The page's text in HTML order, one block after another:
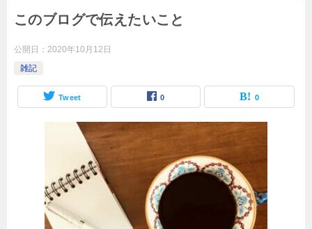
このブログで伝えたいこと
公開日： 2020年10月12日
雑記
Tweet 0 0